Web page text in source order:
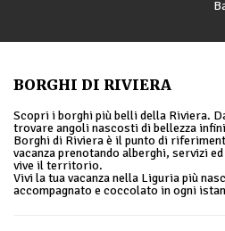
BORGHI DI RIVIERA
Scopri i borghi più belli della Riviera.
trovare angoli nascosti di bellezza
Borghi di Riviera è il punto di
vacanza prenotando alberghi, servizi
vive il territorio.
Vivi la tua vacanza nella Liguria più
accompagnato e coccolato in ogni